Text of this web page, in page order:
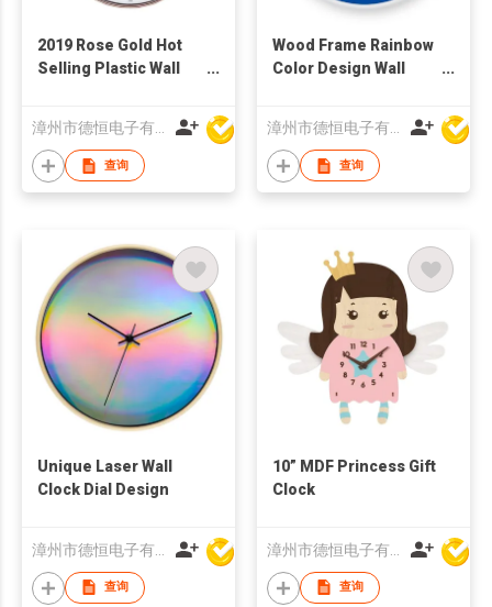
2019 Rose Gold Hot
Selling Plastic Wall
漳州市德恒电子有限公司
查询
Wood Frame Rainbow
Color Design Wall
漳州市德恒电子有限公司
查询
Unique Laser Wall
Clock Dial Design
查询
10” MDF Princess Gift
Clock
查询